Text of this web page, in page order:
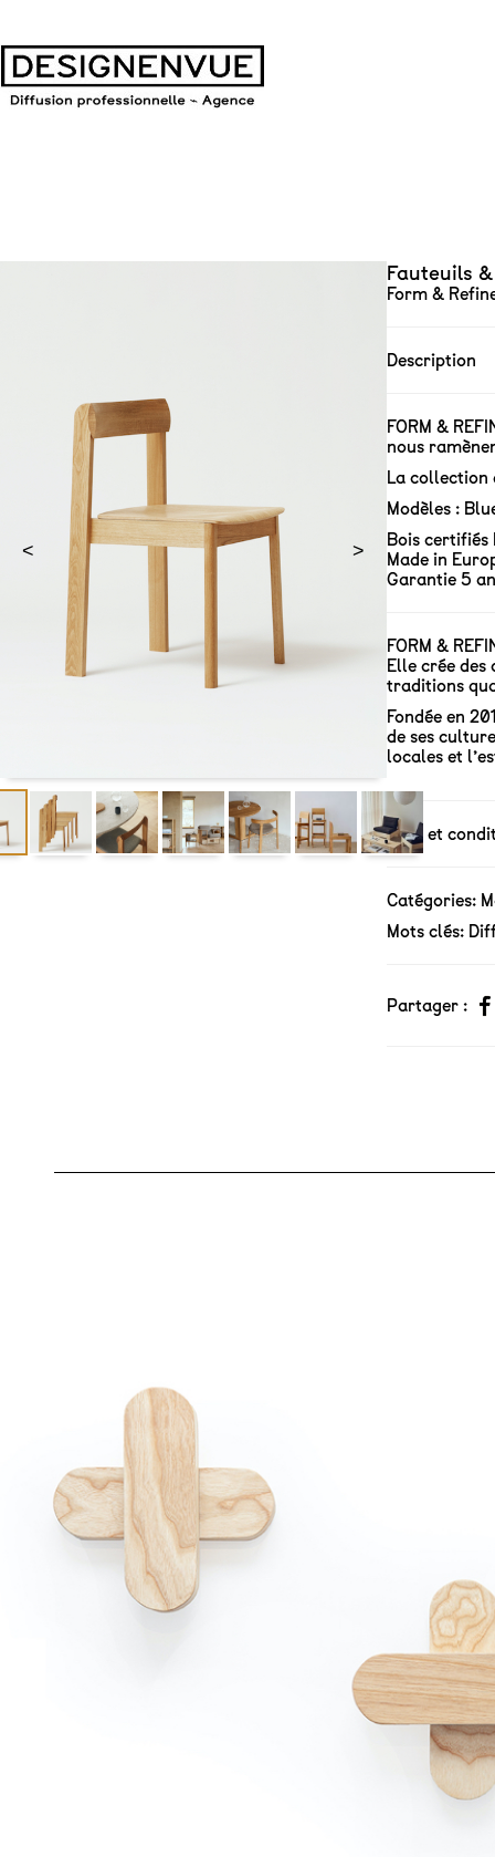
< >
Fauteuils
Form &
Description
FORM &
nous
La collection
Modèles :
Bois certifiés
Made in
Garantie 5
FORM &
Elle crée
traditions
Fondée en
de ses
locales et
Tarif et
Catégories:
Mots clés:
Partager :